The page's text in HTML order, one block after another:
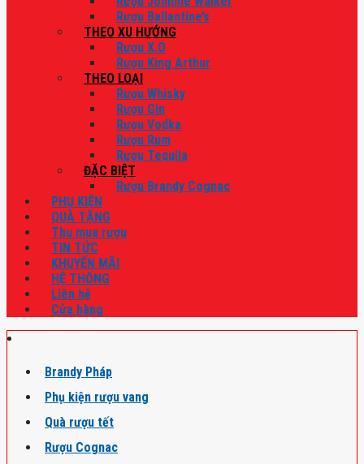
Rượu Ballantine’s
THEO XU HƯỚNG
Rượu X.O
Rượu King Arthur
THEO LOẠI
Rượu Whisky
Rượu Gin
Rượu Vodka
Rượu Rum
Rượu Tequila
ĐẶC BIỆT
Rượu Brandy Cognac
PHỤ KIỆN
QUÀ TẶNG
Thu mua rượu
TIN TỨC
KHUYẾN MÃI
HỆ THỐNG
Liên hệ
Cửa hàng
Brandy Pháp
Phụ kiện rượu vang
Quà rượu tết
Rượu Cognac